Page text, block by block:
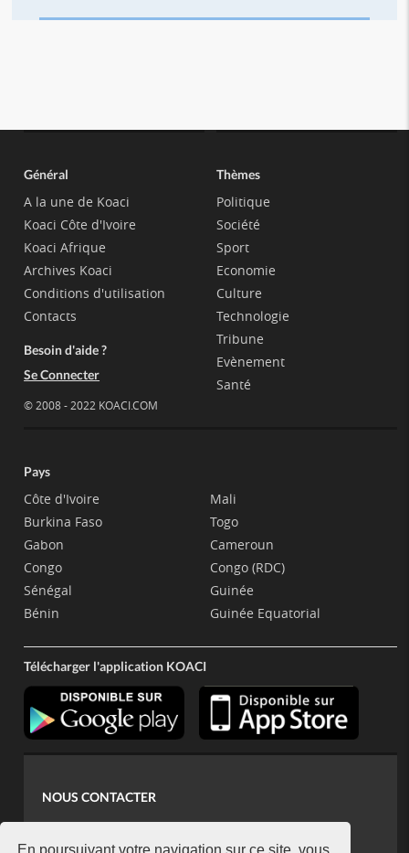
En poursuivant votre navigation sur ce site, vous
Général
A la une de Koaci
Koaci Côte d'Ivoire
Koaci Afrique
Archives Koaci
Conditions d'utilisation
Contacts
Besoin d'aide ?
Se Connecter
© 2008 - 2022 KOACI.COM
Thèmes
Politique
Société
Sport
Economie
Culture
Technologie
Tribune
Evènement
Santé
Pays
Côte d'Ivoire
Burkina Faso
Gabon
Congo
Sénégal
Bénin
Mali
Togo
Cameroun
Congo (RDC)
Guinée
Guinée Equatorial
Télécharger l'application KOACI
NOUS CONTACTER